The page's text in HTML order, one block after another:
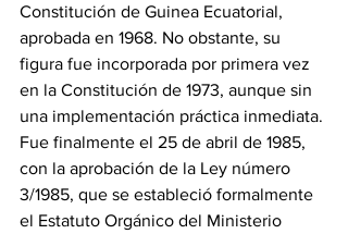
Constitución de Guinea Ecuatorial,
aprobada en 1968. No obstante, su
figura fue incorporada por primera vez
en la Constitución de 1973, aunque sin
una implementación práctica inmediata.
Fue finalmente el 25 de abril de 1985,
con la aprobación de la Ley número
3/1985, que se estableció formalmente
el Estatuto Orgánico del Ministerio